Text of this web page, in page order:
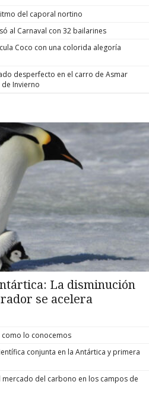
del caporal nortino
al Carnaval con 32 bailarines
Coco con una colorida alegoría
desperfecto en el carro de Asmar
Invierno
La disminución
se acelera
lo conocemos
conjunta en la Antártica y primera
mercado del carbono en los campos de